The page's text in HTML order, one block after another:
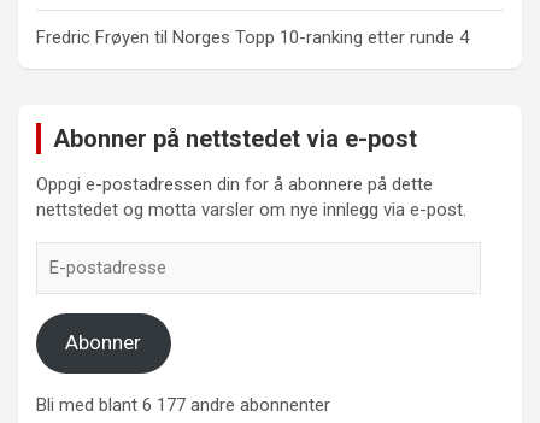
Fredric Frøyen til Norges Topp 10-ranking etter runde 4
Abonner på nettstedet via e-post
Oppgi e-postadressen din for å abonnere på dette
nettstedet og motta varsler om nye innlegg via e-post.
postadresse
Abonner
Bli med blant 6 177 andre abonnenter